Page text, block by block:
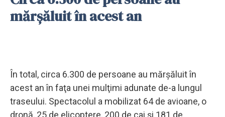
mărşăluit în acest an
În total, circa 6.300 de persoane au mărşăluit în
acest an în faţa unei mulţimi adunate de-a lungul
traseului. Spectacolul a mobilizat 64 de avioane, o
dronă, 25 de elicoptere, 200 de cai şi 181 de